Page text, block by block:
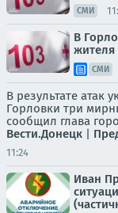
СМИ
В
жителя
СМИ
В результате атак
Горловки три
сообщил глава
Вести.Донецк
11:24
Иван